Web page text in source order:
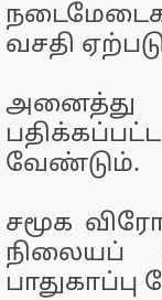
வசதி
அனைத்து
வேண்டும்.
சமூக
நிலையப்